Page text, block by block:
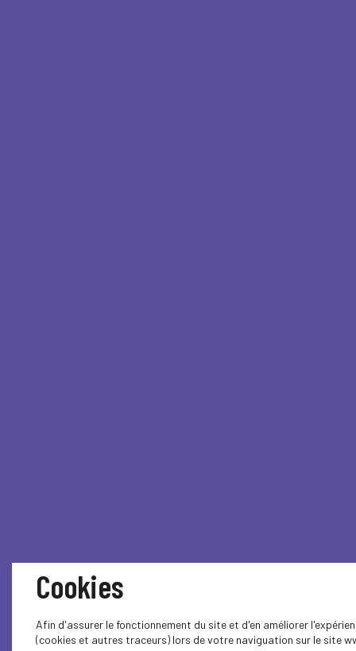
Cookies
Afin d'assurer le fonctionnement du site et d'en améliorer
(cookies et autres traceurs) lors de votre naviguation sur le site